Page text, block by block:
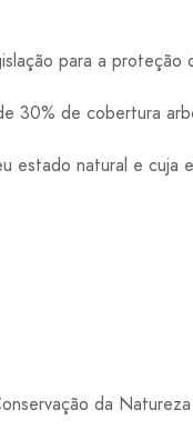
para a proteção
30% de cobertura
estado natural e cuja
da Natureza